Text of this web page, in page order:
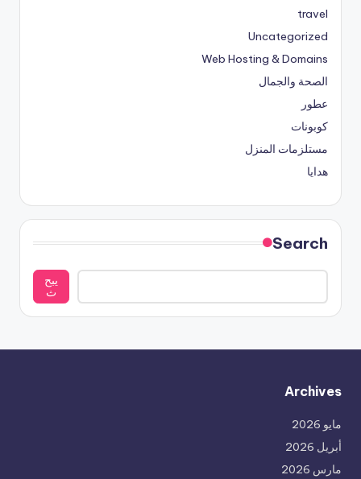
travel
Uncategorized
Web Hosting & Domains
الصحة والجمال
عطور
كوبونات
مستلزمات المنزل
هدايا
Search
يبح
ث
Archives
مايو 2026
أبريل 2026
مارس 2026